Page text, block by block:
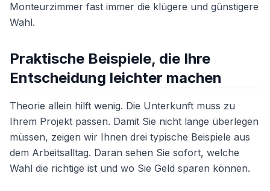
Monteurzimmer fast immer die klügere und günstigere
Wahl.
Praktische Beispiele, die Ihre
Entscheidung leichter machen
Theorie allein hilft wenig. Die Unterkunft muss zu
Ihrem Projekt passen. Damit Sie nicht lange überlegen
müssen, zeigen wir Ihnen drei typische Beispiele aus
dem Arbeitsalltag. Daran sehen Sie sofort, welche
Wahl die richtige ist und wo Sie Geld sparen können.